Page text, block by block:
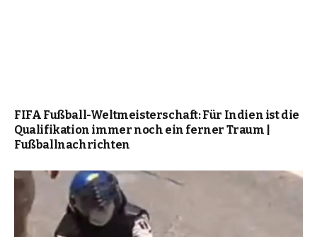
FIFA Fußball-Weltmeisterschaft: Für Indien ist die
Qualifikation immer noch ein ferner Traum |
Fußballnachrichten